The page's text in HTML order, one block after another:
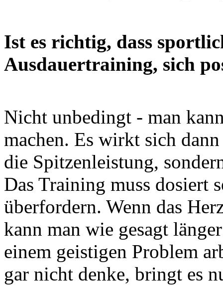
Ist es richtig, dass
Ausdauertraining, sich
Nicht unbedingt - man
machen. Es wirkt sich
die Spitzenleistung,
Das Training muss dosiert
überfordern. Wenn das
kann man wie gesagt
einem geistigen Problem
gar nicht denke, bringt es